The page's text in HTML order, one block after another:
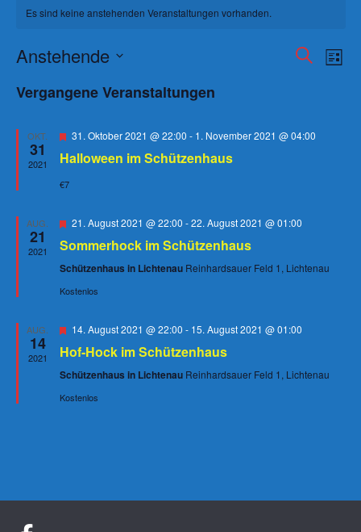
Es sind keine anstehenden Veranstaltungen vorhanden.
SucheListe
Anstehende
wählen.
Vergangene Veranstaltungen
OKT.
31
2021
Hervorgehoben
31. Oktober 2021 @ 22:00 - 1. November 2021 @ 04:00
Halloween im Schützenhaus
€7
AUG.
21
2021
Hervorgehoben
21. August 2021 @ 22:00 -22. August 2021 @ 01:00
Sommerhock im Schützenhaus
Schützenhaus in Lichtenau Reinhardsauer Feld 1, Lichtenau
Kostenlos
AUG.
14
2021
Hervorgehoben
14. August 2021 @ 22:00 - 15. August 2021 @ 01:00
Hof-Hock im Schützenhaus
Schützenhaus in Lichtenau Reinhardsauer Feld 1, Lichtenau
Kostenlos